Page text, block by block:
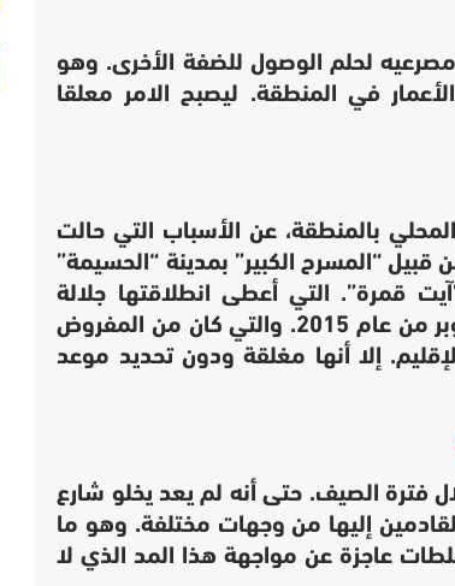
لحلم الوصول للضفة الأخرى. وهو
في المنطقة. ليصبح الامر معلقا
بالمنطقة، عن الأسباب التي حالت
“المسرح الكبير” بمدينة “الحسيمة”
قمرة”. التي أعطى انطلاقتها جلالة
الملك “محمد السادس”، نصره الله. خلال شهر أكتوبر من عام 2015. والتي كان من المفروض
إلا أنها مغلقة ودون تحديد موعد
فترة الصيف. حتى أنه لم يعد يخلو شارع
إليها من وجهات مختلفة. وهو ما
عاجزة عن مواجهة هذا المد الذي لا